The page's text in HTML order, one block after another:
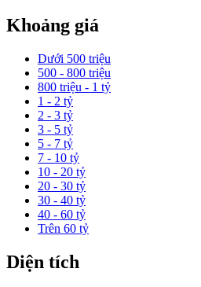
Khoảng giá
Dưới 500 triệu
500 - 800 triệu
800 triệu - 1 tỷ
1 - 2 tỷ
2 - 3 tỷ
3 - 5 tỷ
5 - 7 tỷ
7 - 10 tỷ
10 - 20 tỷ
20 - 30 tỷ
30 - 40 tỷ
40 - 60 tỷ
Trên 60 tỷ
Diện tích